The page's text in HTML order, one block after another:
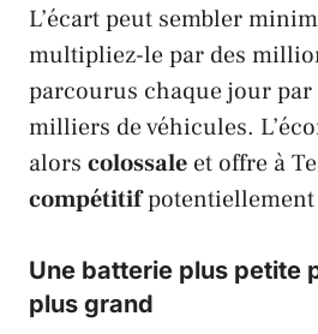
L’écart peut sembler
multipliez-le par des
parcourus chaque jour
milliers de véhicules.
alors colossale et offre à
compétitifpotentiellement
Une batterie plus petite
plus grand